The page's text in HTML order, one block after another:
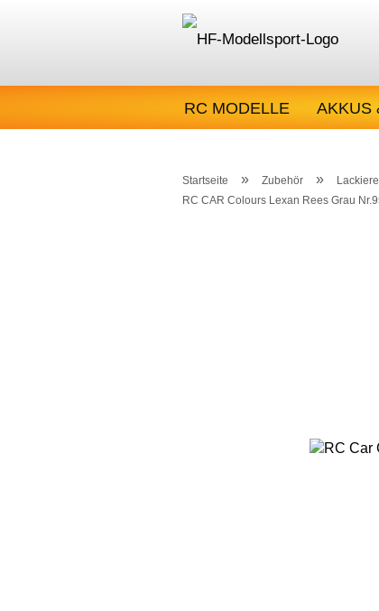
RC MODELLE AKKUS
Startseite » Zubehör »
RC CAR Colours Lexan Rees Grau